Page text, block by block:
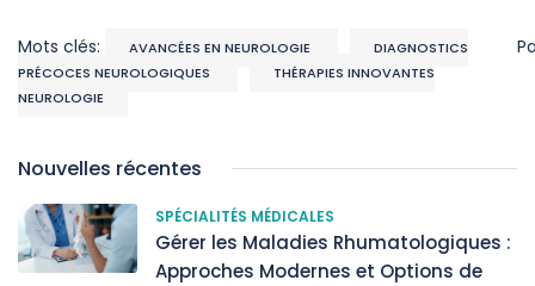
Mots clés: AVANCÉES EN NEUROLOGIE
DIAGNOSTICS
PRÉCOCES NEUROLOGIQUES
THÉRAPIES INNOVANTES
NEUROLOGIE
Nouvelles récentes
SPÉCIALITÉS MÉDICALES
Gérer les Maladies Rhumatologiques :
Approches Modernes et Options de